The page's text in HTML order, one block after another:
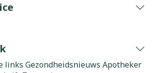
links Gezondheidsnieuws Apotheker